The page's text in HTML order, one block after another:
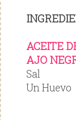
ACEITE
AJO
Sal
Un Huevo